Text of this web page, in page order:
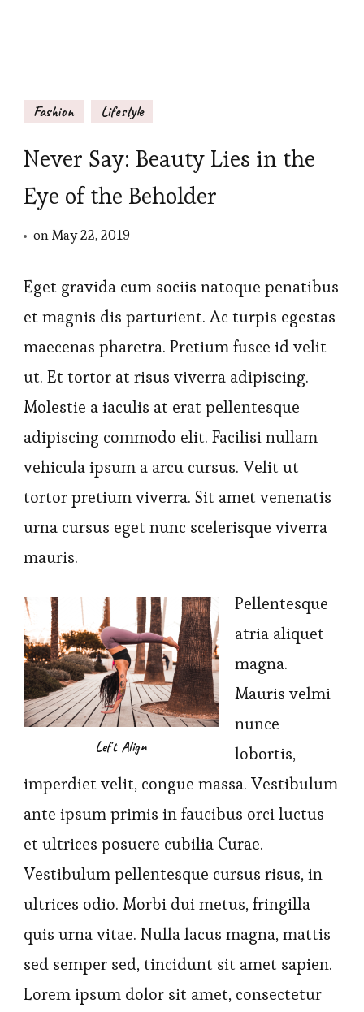
Fashion Lifestyle
Never Say: Beauty Lies in the
Eye of the Beholder
onMay 22, 2019
Eget gravida cum sociis natoque penatibus
et magnis dis parturient. Ac turpis egestas
maecenas pharetra. Pretium fusce id velit
ut. Et tortor at risus viverra adipiscing.
Molestie a iaculis at erat pellentesque
adipiscing commodo elit. Facilisi nullam
vehicula ipsum a arcu cursus. Velit ut
tortor pretium viverra. Sit amet venenatis
urna cursus eget nunc scelerisque viverra
mauris.
Left Align
Pellentesque
atria aliquet
magna.
Mauris velmi
nunce
lobortis,
imperdiet velit, congue massa. Vestibulum
ante ipsum primis in faucibus orci luctus
et ultrices posuere cubilia Curae.
Vestibulum pellentesque cursus risus, in
ultrices odio. Morbi dui metus, fringilla
quis urna vitae. Nulla lacus magna, mattis
sed semper sed, tincidunt sit amet sapien.
Lorem ipsum dolor sit amet, consectetur